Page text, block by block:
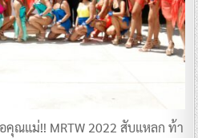
คุณแม่!! MRTW 2022 สับแหลก ท้า